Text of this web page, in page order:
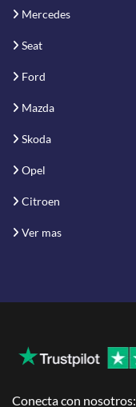
Mercedes
Seat
Ford
Mazda
Skoda
Opel
Citroen
Ver mas
Conecta con nosotros: